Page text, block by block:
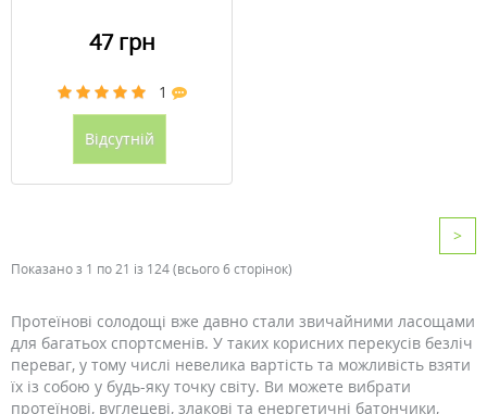
47 грн
1
Відсутній
>
Показано з 1 по 21 із 124 (всього 6 сторінок)
Протеїнові солодощі вже давно стали звичайними ласощами
для багатьох спортсменів. У таких корисних перекусів безліч
переваг, у тому числі невелика вартість та можливість взяти
їх із собою у будь-яку точку світу. Ви можете вибрати
протеїнові, вуглецеві, злакові та енергетичні батончики,